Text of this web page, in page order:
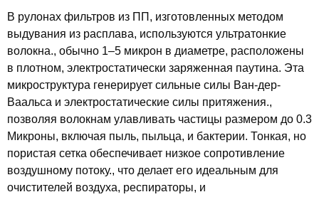
В рулонах фильтров из ПП, изготовленных методом
выдувания из расплава, используются ультратонкие
волокна., обычно 1–5 микрон в диаметре, расположены
в плотном, электростатически заряженная паутина. Эта
микроструктура генерирует сильные силы Ван-дер-
Ваальса и электростатические силы притяжения.,
позволяя волокнам улавливать частицы размером до 0.3
Микроны, включая пыль, пыльца, и бактерии. Тонкая, но
пористая сетка обеспечивает низкое сопротивление
воздушному потоку., что делает его идеальным для
очистителей воздуха, респираторы, и